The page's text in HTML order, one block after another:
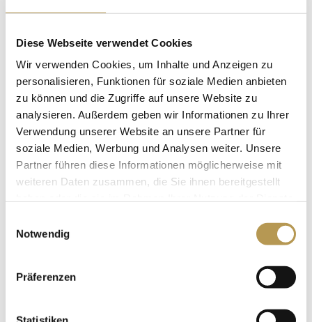
Diese Webseite verwendet Cookies
Wir verwenden Cookies, um Inhalte und Anzeigen zu
personalisieren, Funktionen für soziale Medien anbieten
zu können und die Zugriffe auf unsere Website zu
analysieren. Außerdem geben wir Informationen zu Ihrer
Verwendung unserer Website an unsere Partner für
soziale Medien, Werbung und Analysen weiter. Unsere
Partner führen diese Informationen möglicherweise mit
weiteren Daten zusammen, die Sie ihnen bereitgestellt
Notwendig
Präferenzen
Bademantel und Wellness-Slipper für die Zeit Ihres
Aufenthaltes
Kostenfreies Highspeed-WLAN
Kostenfreier PKW-Stellplatz
Übernachtungen:1 Nacht
Preis:ab 147,50 EURO pro Person im Standard
Doppelzimmer
Reisezeitraum: ganzjährig